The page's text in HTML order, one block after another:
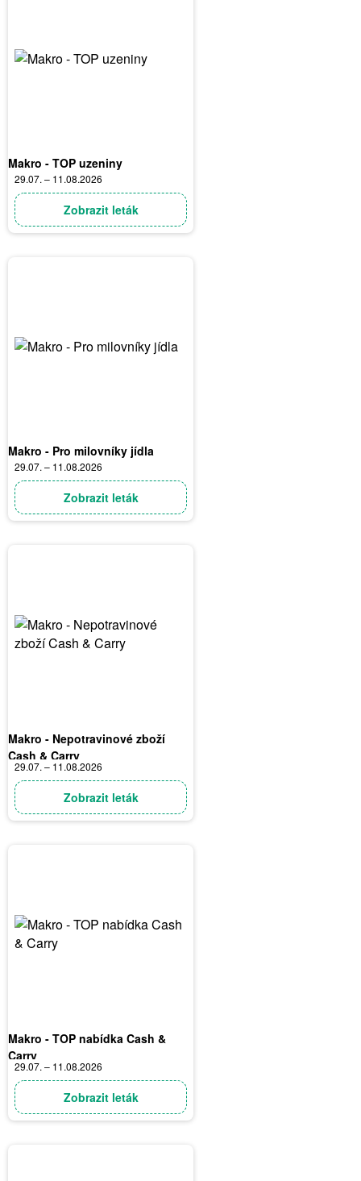
Makro - TOP uzeniny
29.07. – 11.08.2026
Zobrazit leták
Makro - Pro milovníky jídla
29.07. – 11.08.2026
Zobrazit leták
Makro - Nepotravinové zboží
Cash & Carry
29.07. – 11.08.2026
Zobrazit leták
Makro - TOP nabídka Cash &
Carry
29.07. – 11.08.2026
Zobrazit leták